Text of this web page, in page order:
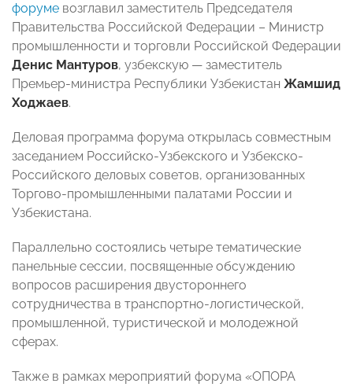
форуме возглавил заместитель Председателя
Правительства Российской Федерации – Министр
промышленности и торговли Российской Федерации
Денис Мантуров, узбекскую — заместитель
Премьер-министра Республики Узбекистан Жамшид
Ходжаев.
Деловая программа форума открылась совместным
заседанием Российско-Узбекского и Узбекско-
Российского деловых советов, организованных
Торгово-промышленными палатами России и
Узбекистана.
Параллельно состоялись четыре тематические
панельные сессии, посвященные обсуждению
вопросов расширения двустороннего
сотрудничества в транспортно-логистической,
промышленной, туристической и молодежной
сферах.
Также в рамках мероприятий форума «ОПОРА